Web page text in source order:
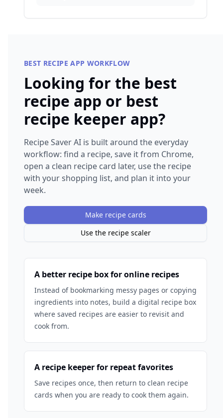
BEST RECIPE APP WORKFLOW
Looking for the best
recipe app or best
recipe keeper app?
Recipe Saver AI is built around the everyday
workflow: find a recipe, save it from Chrome,
open a clean recipe card later, use the recipe
with your shopping list, and plan it into your
week.
Make recipe cards
Use the recipe scaler
A better recipe box for online recipes
Instead of bookmarking messy pages or copying
ingredients into notes, build a digital recipe box
where saved recipes are easier to revisit and
cook from.
A recipe keeper for repeat favorites
Save recipes once, then return to clean recipe
cards when you are ready to cook them again.